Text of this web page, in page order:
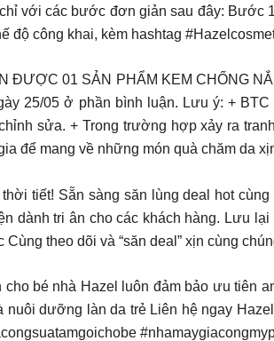
với các bước đơn giản sau đây: Bước
công khai, kèm hashtag
01 SẢN PHẨM KEM CHỐNG
25/05 ở phần bình luận. Lưu ý: +
sửa. + Trong trường hợp xảy ra
để mang về những món quà chăm da
tiết! Sẵn sàng săn lùng deal hot
dành tri ân cho các khách hàng. Lưu
theo dõi và “săn deal” xịn cùng
bé nhà Hazel luôn đảm bảo ưu tiên
dưỡng làn da trẻ Liên hệ ngay